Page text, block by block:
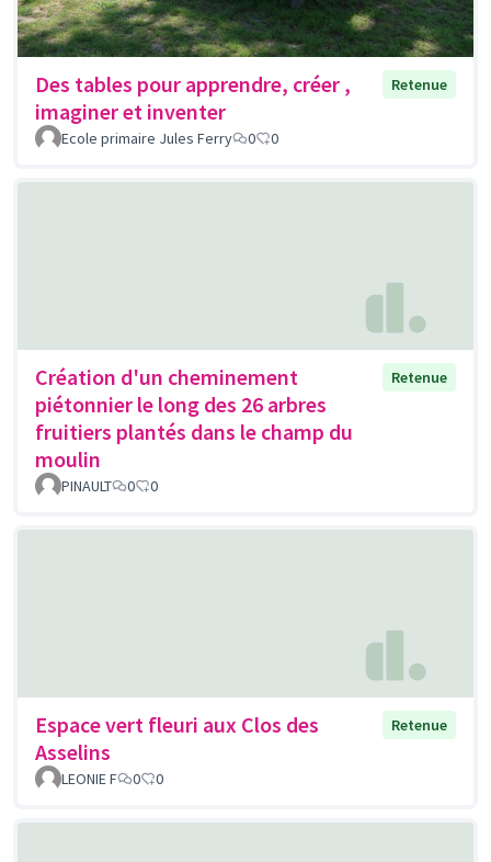
Des tables pour apprendre, créer ,
imaginer et inventer
Retenue
Ecole primaire Jules Ferry 0 0
Création d'un cheminement
piétonnier le long des 26 arbres
fruitiers plantés dans le champ du
moulin
Retenue
PINAULT 0 0
Espace vert fleuri aux Clos des
Asselins
Retenue
LEONIE F 0 0